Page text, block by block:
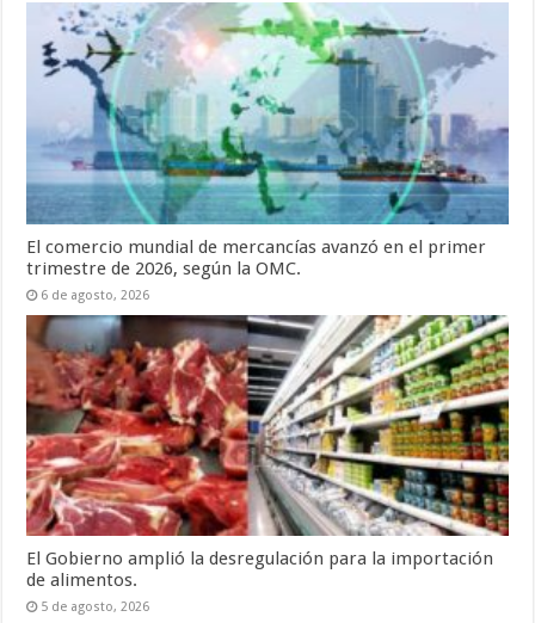
El comercio mundial de mercancías avanzó en el primer
trimestre de 2026, según la OMC.
6 de agosto, 2026
El Gobierno amplió la desregulación para la importación
de alimentos.
5 de agosto, 2026